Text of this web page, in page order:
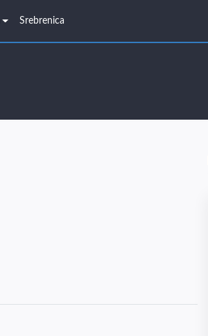
Srebrenica